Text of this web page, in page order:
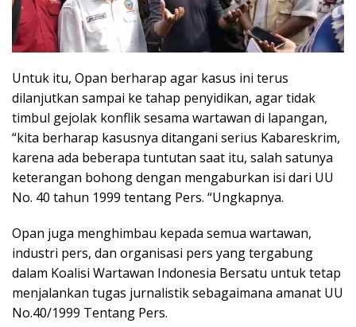
Untuk itu, Opan berharap agar kasus ini terus
dilanjutkan sampai ke tahap penyidikan, agar tidak
timbul gejolak konflik sesama wartawan di lapangan,
“kita berharap kasusnya ditangani serius Kabareskrim,
karena ada beberapa tuntutan saat itu, salah satunya
keterangan bohong dengan mengaburkan isi dari UU
No. 40 tahun 1999 tentang Pers. “Ungkapnya.
Opan juga menghimbau kepada semua wartawan,
industri pers, dan organisasi pers yang tergabung
dalam Koalisi Wartawan Indonesia Bersatu untuk tetap
menjalankan tugas jurnalistik sebagaimana amanat UU
No.40/1999 Tentang Pers.